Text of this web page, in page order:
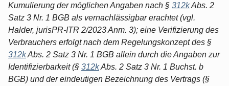
Kumulierung der möglichen Angaben nach § 312kAbs. 2
Satz 3 Nr. 1 BGB als vernachlässigbar erachtet (vgl.
Halder, jurisPR-ITR 2/2023 Anm. 3); eine Verifizierung des
Verbrauchers erfolgt nach dem Regelungskonzept des §
312kAbs. 2 Satz 3 Nr. 1 BGB allein durch die Angaben zur
Identifizierbarkeit (§ 312kAbs. 2 Satz 3 Nr. 1 Buchst. b
BGB) und der eindeutigen Bezeichnung des Vertrags (§